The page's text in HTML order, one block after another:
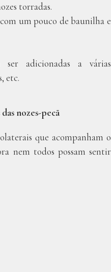
torradas.
um pouco de baunilha e
ser adicionadas a várias
etc.
nozes-pecã
que acompanham o
nem todos possam sentir